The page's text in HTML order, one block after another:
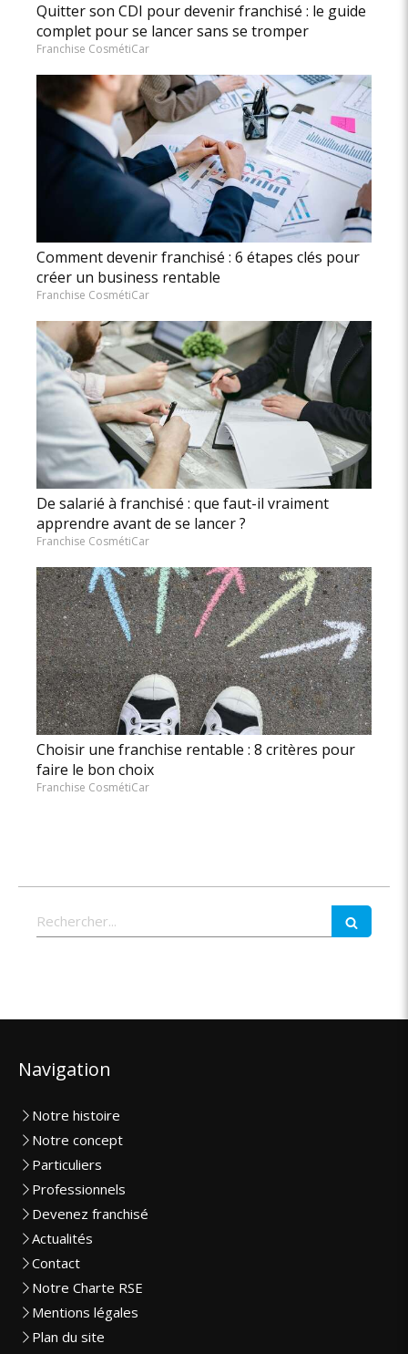
Quitter son CDI pour devenir franchisé : le guide
complet pour se lancer sans se tromper
Franchise CosmétiCar
Comment devenir franchisé : 6 étapes clés pour
créer un business rentable
Franchise CosmétiCar
De salarié à franchisé : que faut-il vraiment
apprendre avant de se lancer ?
Franchise CosmétiCar
Choisir une franchise rentable : 8 critères pour
faire le bon choix
Franchise CosmétiCar
Rechercher
Navigation
Notre histoire
Notre concept
Particuliers
Professionnels
Devenez franchisé
Actualités
Contact
Notre Charte RSE
Mentions légales
Plan du site